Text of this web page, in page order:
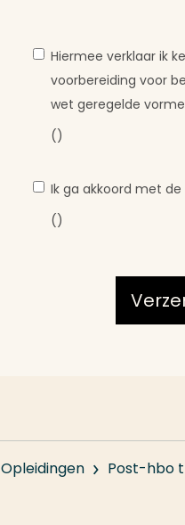
Hiermee verklaar ik
voorbereiding voor
wet geregelde
()
Ik ga akkoord met
()
Opleidingen Post-hbo